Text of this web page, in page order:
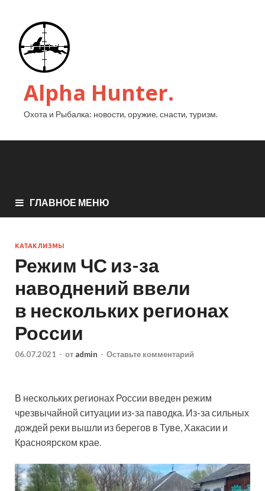
Alpha Hunter.
Охота и Рыбалка: новости, оружие, снасти, туризм.
ГЛАВНОЕ МЕНЮ
КАТАКЛИЗМЫ
Режим ЧС из-за
наводнений ввели
в нескольких регионах
России
06.07.2021 - от admin - Оставьте комментарий
В нескольких регионах России введен режим
чрезвычайной ситуации из-за паводка. Из-за сильных
дождей реки вышли из берегов в Туве, Хакасии и
Красноярском крае.